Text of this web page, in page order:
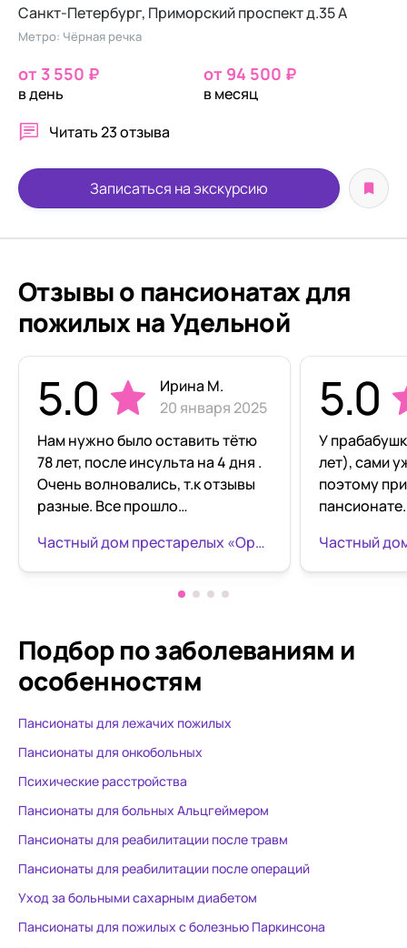
Санкт-Петербург, Приморский проспект д.35 А
Метро: Чёрная речка
от 3 550 ₽
в день
от 94 500 ₽
в месяц
Читать23 отзыва
Записаться на экскурсию
Отзывы о пансионатах для
пожилых на Удельной
5.0
Ирина М.
20 января 2025
Нам нужно было оставить тётю
78 лет, после инсульта на 4 дня .
Очень волновались, т.к отзывы
разные. Все прошло
радушно. В комнатах очень
чисто, тепло. Еда ,как дома. Нет
неприятного запаха. Спасибо
огромное спасибо Надежде
(сотруднице ) за заботу и за
возможность родным отдохнуть
Частный дом престарелых «Оранжевый кот»
5.0
У
лет), сами
поэтому
забота о
она живет
Подбор по заболеваниям и
особенностям
Пансионаты для лежачих пожилых
Пансионаты для онкобольных
Психические расстройства
Пансионаты для больных Альцгеймером
Пансионаты для реабилитации после травм
Пансионаты для реабилитации после операций
Уход за больными сахарным диабетом
Пансионаты для пожилых с болезнью Паркинсона